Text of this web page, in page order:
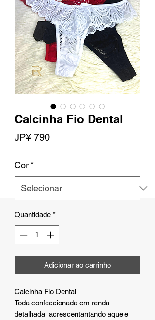
Calcinha Fio Dental
JP¥ 790Preço
Cor *
Quantidade *
Adicionar ao carrinho
Calcinha Fio Dental
Toda confeccionada em renda
detalhada, acrescentantando aquele